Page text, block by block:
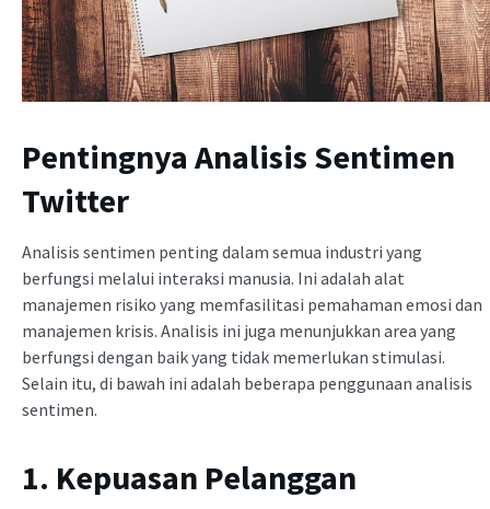
Pentingnya Analisis Sentimen
Twitter
Analisis sentimen penting dalam semua industri yang
berfungsi melalui interaksi manusia. Ini adalah alat
manajemen risiko yang memfasilitasi pemahaman emosi dan
manajemen krisis. Analisis ini juga menunjukkan area yang
berfungsi dengan baik yang tidak memerlukan stimulasi.
Selain itu, di bawah ini adalah beberapa penggunaan analisis
sentimen.
1. Kepuasan Pelanggan